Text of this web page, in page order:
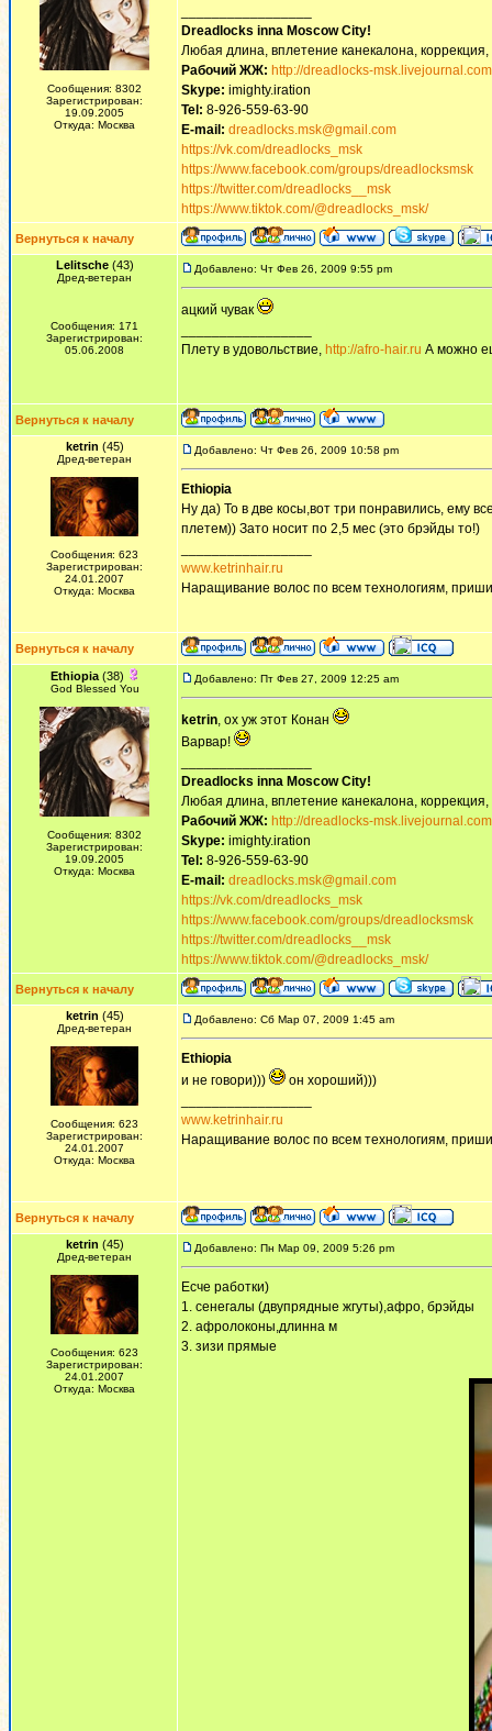
Сообщения: 8302
Зарегистрирован:
19.09.2005
Откуда: Москва
Dreadlocks inna Moscow Сity!
Любая длина, вплетение канекалона,
Рабочий ЖЖ: http://dreadlocks-
Skype: imighty.iration
Tel: 8-926-559-63-90
E-mail: dreadlocks.msk@gmail.com
https://vk.com/dreadlocks_msk
https://www.facebook.com/groups/dreadlocksmsk
https://twitter.com/dreadlocks__msk
https://www.tiktok.com/@dreadlocks_msk/
Вернуться к началу
Lelitsche(43)
Дред-ветеран
Сообщения: 171
Зарегистрирован:
05.06.2008
Добавлено: Чт Фев 26, 2009 9:55 pm
ацкий чувак
Плету в удовольствие, http://afro-hair.ru А можно
Вернуться к началу
ketrin (45)
Дред-ветеран
Сообщения: 623
Зарегистрирован:
24.01.2007
Откуда: Москва
Добавлено: Чт Фев 26, 2009 10:58 pm
Ethiopia
Ну да) То в две косы,вот три понравились, ему
плетем)) Зато носит по 2,5 мес (это брэйды то!)
www.ketrinhair.ru
Наращивание волос по всем технологиям,
Вернуться к началу
Ethiopia(38)
God Blessed You
Сообщения: 8302
Зарегистрирован:
19.09.2005
Откуда: Москва
Добавлено: Пт Фев 27, 2009 12:25 am
ketrin, ох уж этот Конан
Варвар!
Dreadlocks inna Moscow Сity!
Любая длина, вплетение канекалона,
Рабочий ЖЖ: http://dreadlocks-
Skype: imighty.iration
Tel: 8-926-559-63-90
E-mail: dreadlocks.msk@gmail.com
https://vk.com/dreadlocks_msk
https://www.facebook.com/groups/dreadlocksmsk
https://twitter.com/dreadlocks__msk
https://www.tiktok.com/@dreadlocks_msk/
Вернуться к началу
ketrin (45)
Дред-ветеран
Сообщения: 623
Зарегистрирован:
24.01.2007
Откуда: Москва
Добавлено: Сб Мар 07, 2009 1:45 am
Ethiopia
и не говори)))
он хороший)))
www.ketrinhair.ru
Наращивание волос по всем технологиям,
Вернуться к началу
ketrin (45)
Дред-ветеран
Сообщения: 623
Зарегистрирован:
24.01.2007
Откуда: Москва
Добавлено: Пн Мар 09, 2009 5:26 pm
Есче работки)
1. сенегалы (двупрядные жгуты),афро, брэйды
2. афролоконы,длинна м
3. зизи прямые